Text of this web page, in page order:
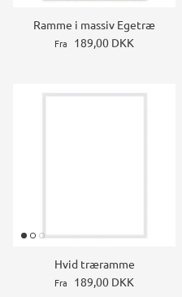
Ramme i massiv Egetræ
Fra 189,00 DKK
Hvid træramme
Fra 189,00 DKK